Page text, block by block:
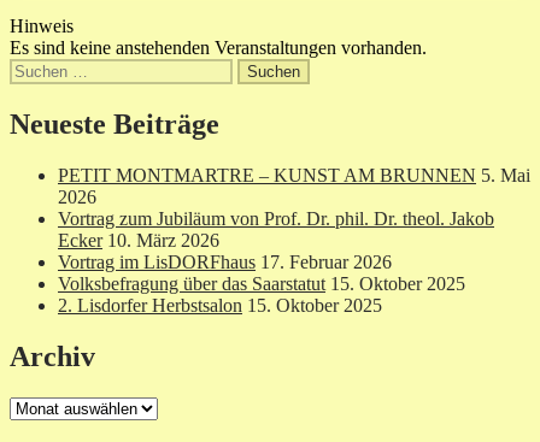
Hinweis
Es sind keine anstehenden Veranstaltungen vorhanden.
Suchen
nach:
Neueste Beiträge
PETIT MONTMARTRE – KUNST AM BRUNNEN 5. Mai
2026
Vortrag zum Jubiläum von Prof. Dr. phil. Dr. theol. Jakob
Ecker 10. März 2026
Vortrag im LisDORFhaus 17. Februar 2026
Volksbefragung über das Saarstatut 15. Oktober 2025
2. Lisdorfer Herbstsalon 15. Oktober 2025
Archiv
Archiv